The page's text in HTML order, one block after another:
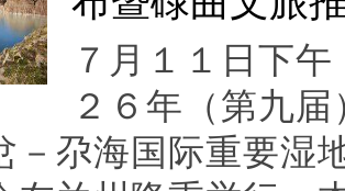
７月１１日下
２６年（第九
－尕海国际重要湿